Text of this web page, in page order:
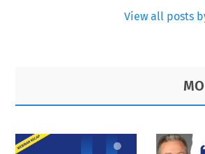
View all posts